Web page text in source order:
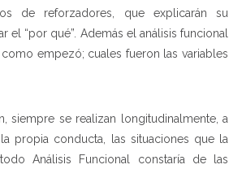
de reforzadores, que explicarán su
“por qué”. Además el análisis funcional
empezó; cuales fueron las variables
siempre se realizan longitudinalmente, a
propia conducta, las situaciones que la
Análisis Funcional constaría de las